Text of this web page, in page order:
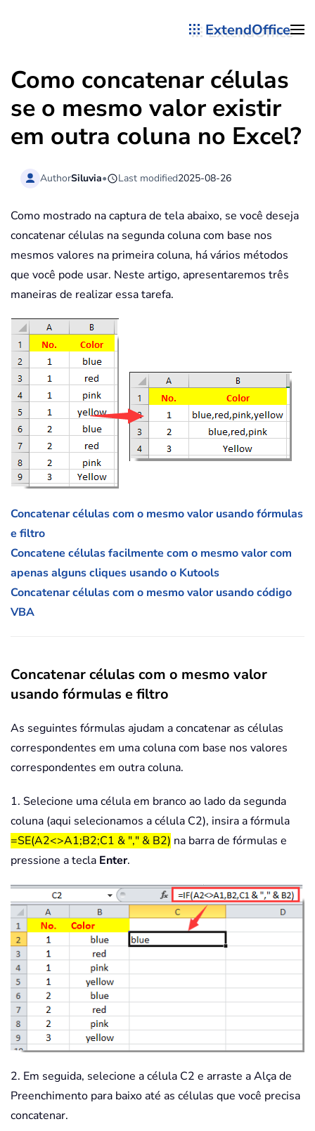
ExtendOffice
Como concatenar células
se o mesmo valor existir
em outra coluna no Excel?
AuthorSiluvia• Last modified2025-08-26
Como mostrado na captura de tela abaixo, se você deseja
concatenar células na segunda coluna com base nos
mesmos valores na primeira coluna, há vários métodos
que você pode usar. Neste artigo, apresentaremos três
maneiras de realizar essa tarefa.
Concatenar células com o mesmo valor usando fórmulas
e filtro
Concatene células facilmente com o mesmo valor com
apenas alguns cliques usando o Kutools
Concatenar células com o mesmo valor usando código
VBA
Concatenar células com o mesmo valor
usando fórmulas e filtro
As seguintes fórmulas ajudam a concatenar as células
correspondentes em uma coluna com base nos valores
correspondentes em outra coluna.
1. Selecione uma célula em branco ao lado da segunda
coluna (aqui selecionamos a célula C2), insira a fórmula
=SE(A2<>A1;B2;C1 & "," & B2) na barra de fórmulas e
pressione a tecla Enter.
2. Em seguida, selecione a célula C2 e arraste a Alça de
Preenchimento para baixo até as células que você precisa
concatenar.